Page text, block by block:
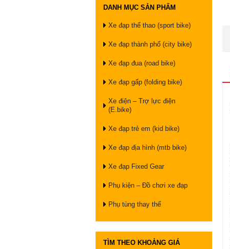
DANH MỤC SẢN PHẨM
Xe đạp thể thao (sport bike)
Xe đạp thành phố (city bike)
Xe đạp đua (road bike)
Xe đạp gấp (folding bike)
Xe điện – Trợ lực điện
(E.bike)
Xe đạp trẻ em (kid bike)
Xe đạp địa hình (mtb bike)
Xe đạp Fixed Gear
Phụ kiện – Đồ chơi xe đạp
Phụ tùng thay thế
TÌM THEO KHOẢNG GIÁ